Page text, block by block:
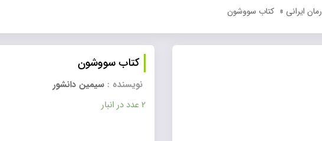
رمان ایرانی » کتاب سووشون
کتاب سووشون
نویسنده :سیمین دانشور
2 عدد در انبار